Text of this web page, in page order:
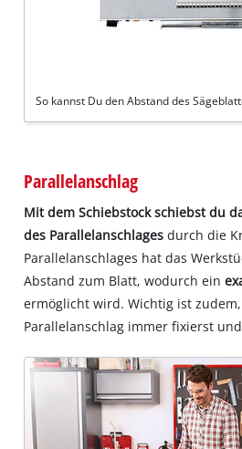
So kannst Du den Abstand des
Parallelanschlag
Mit dem Schiebstock schiebst du
des Parallelanschlages durch die
Parallelanschlages hat das
Abstand zum Blatt, wodurch ein
ermöglicht wird. Wichtig ist
Parallelanschlag immer fixierst